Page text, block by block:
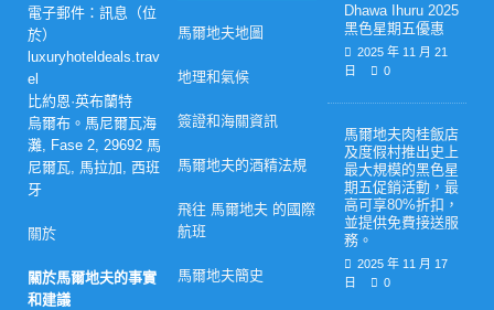
電子郵件：訊息（位
於）
luxuryhoteldeals.trav
el
比約恩·英布蘭特
烏爾布。馬尼爾瓦海
灘, Fase 2, 29692 馬
尼爾瓦, 馬拉加, 西班
牙
關於
關於馬爾地夫的事實
和建議
馬爾地夫地圖
地理和氣候
簽證和海關資訊
馬爾地夫的酒精法規
飛往 馬爾地夫 的國際
航班
馬爾地夫簡史
Dhawa Ihuru 2025
黑色星期五優惠
2025 年 11 月 21
日
0
馬爾地夫肉桂飯店
及度假村推出史上
最大規模的黑色星
期五促銷活動，最
高可享80%折扣，
並提供免費接送服
務。
2025 年 11 月 17
日
0